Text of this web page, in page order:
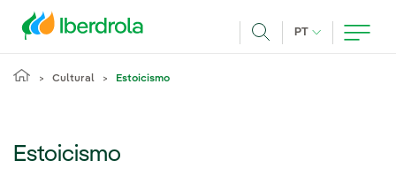
PT IDIOMA ATUAL,
Cultural Estoicismo
Estoicismo